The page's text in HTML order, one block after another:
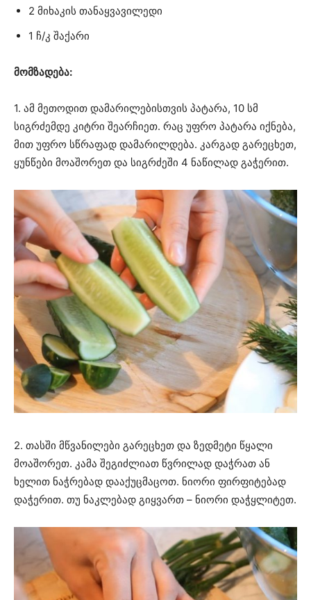
2 მიხაკის თანაყვავილედი
1 ჩ/კ შაქარი
მომზადება:
1. ამ მეთოდით დამარილებისთვის პატარა, 10 სმ
სიგრძემდე კიტრი შეარჩიეთ. რაც უფრო პატარა იქნება,
მით უფრო სწრაფად დამარილდება. კარგად გარეცხეთ,
ყუნწები მოაშორეთ და სიგრძეში 4 ნაწილად გაჭერით.
2. თასში მწვანილები გარეცხეთ და ზედმეტი წყალი
მოაშორეთ. კამა შეგიძლიათ წვრილად დაჭრათ ან
ხელით ნაჭრებად დააქუცმაცოთ. ნიორი ფირფიტებად
დაჭერით. თუ ნაკლებად გიყვართ – ნიორი დაჭყლიტეთ.